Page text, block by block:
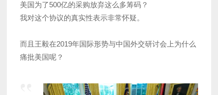
美国为了500亿的采购放弃这么多筹码？
我对这个协议的真实性表示非常怀疑。
而且王毅在2019年国际形势与中国外交研讨会上为什么
痛批美国呢？